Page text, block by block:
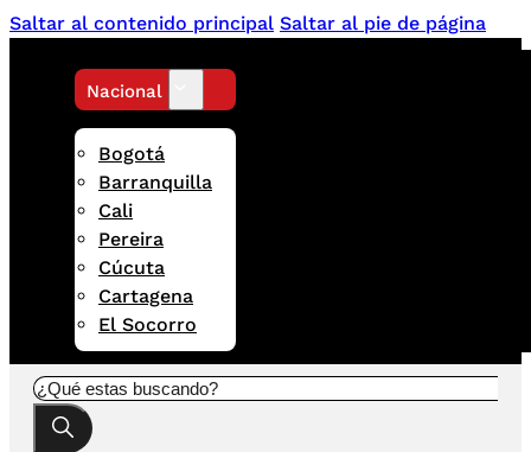
Saltar al contenido principal Saltar al pie de página
Nacional
Bogotá
Barranquilla
Cali
Pereira
Cúcuta
Cartagena
El Socorro
Buscar